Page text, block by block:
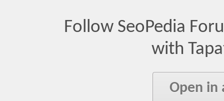
Follow SeoPedia
with
Open in